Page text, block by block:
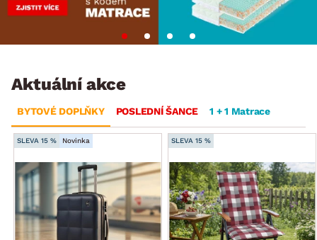
Aktuální akce
BYTOVÉ DOPLŇKY POSLEDNÍ ŠANCE 1 + 1 Matrace
SLEVA 15 % Novinka SLEVA 15 %